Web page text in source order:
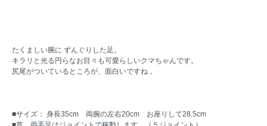
たくましい腕に ずんぐりした足。
キラリと光る円らなお目々も可愛らしいクマちゃんです。
尻尾がついているところが、面白いですね 。
■サイズ： 身長35cm 両腕の左右20cm お座りして28.5cm